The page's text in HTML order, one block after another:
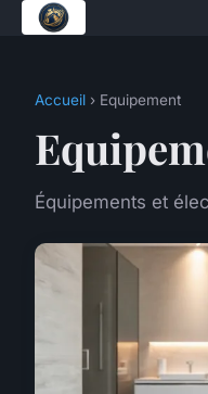
Accueil › Equipement
Équipements et